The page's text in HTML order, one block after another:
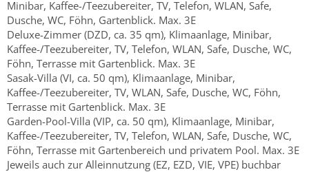
Minibar, Kaffee-/Teezubereiter, TV, Telefon, WLAN, Safe,
Dusche, WC, Föhn, Gartenblick. Max. 3E
Deluxe-Zimmer (DZD, ca. 35 qm), Klimaanlage, Minibar,
Kaffee-/Teezubereiter, TV, Telefon, WLAN, Safe, Dusche, WC,
Föhn, Terrasse mit Gartenblick. Max. 3E
Sasak-Villa (VI, ca. 50 qm), Klimaanlage, Minibar,
Kaffee-/Teezubereiter, TV, WLAN, Safe, Dusche, WC, Föhn,
Terrasse mit Gartenblick. Max. 3E
Garden-Pool-Villa (VIP, ca. 50 qm), Klimaanlage, Minibar,
Kaffee-/Teezubereiter, TV, Telefon, WLAN, Safe, Dusche, WC,
Föhn, Terrasse mit Gartenbereich und privatem Pool. Max. 3E
Jeweils auch zur Alleinnutzung (EZ, EZD, VIE, VPE) buchbar